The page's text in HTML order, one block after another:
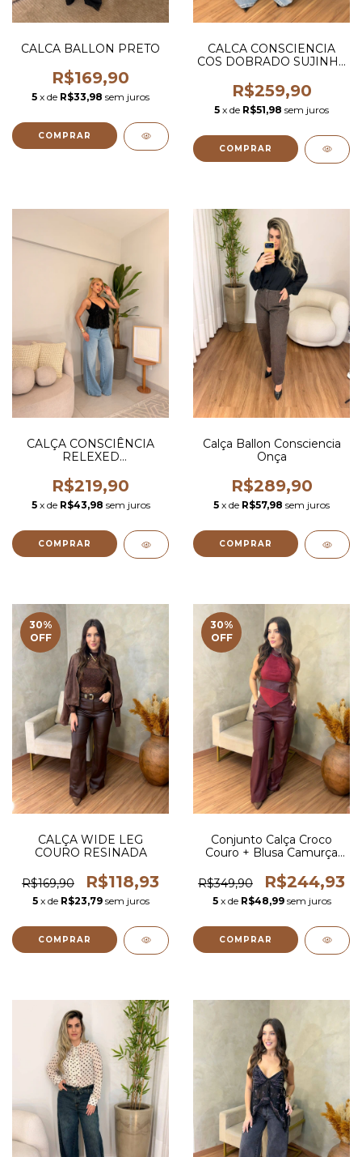
CALCA BALLON PRETO
R$169,90
5 x de R$33,98 sem juros
COMPRAR
CALCA CONSCIENCIA
COS DOBRADO SUJINHA
R$259,90
5 x de R$51,98 sem juros
COMPRAR
CALÇA CONSCIÊNCIA
RELEXED
R$219,90
5 x de R$43,98 sem juros
COMPRAR
Calça Ballon Consciencia
Onça
R$289,90
5 x de R$57,98 sem juros
COMPRAR
30%
OFF
CALÇA WIDE LEG
COURO RESINADA
R$169,90 R$118,93
5 x de R$23,79 sem juros
COMPRAR
30%
OFF
Conjunto Calça Croco
Couro + Blusa Camurça
em Couro
R$349,90 R$244,93
5 x de R$48,99 sem juros
COMPRAR